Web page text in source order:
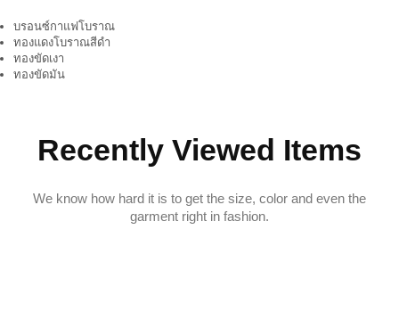
บรอนซ์กาแฟโบราณ
ทองแดงโบราณสีดำ
ทองขัดเงา
ทองขัดมัน
Recently Viewed Items
We know how hard it is to get the size, color and even the
garment right in fashion.